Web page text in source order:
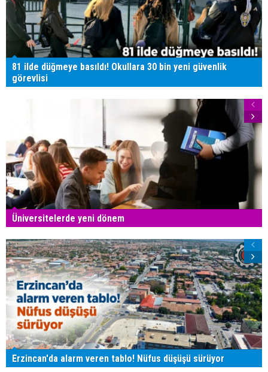
81 ilde düğmeye basıldı! Okullara 30 bin yeni güvenlik
görevlisi
Üniversitelerde yeni dönem
Erzincan'da alarm veren tablo! Nüfus düşüşü sürüyor